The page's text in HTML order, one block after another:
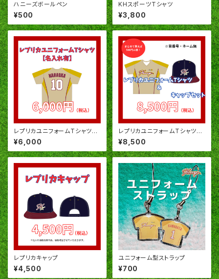
ハニーズボールペン
¥500
KHスポーツTシャツ
¥3,800
レプリカユニフォームTシャツ
【名入れ有】
¥6,000
レプリカユニフォームTシャツ＆
キャップセット【名入れ無】
¥8,500
レプリカキャップ
¥4,500
ユニフォーム型ストラップ
¥700